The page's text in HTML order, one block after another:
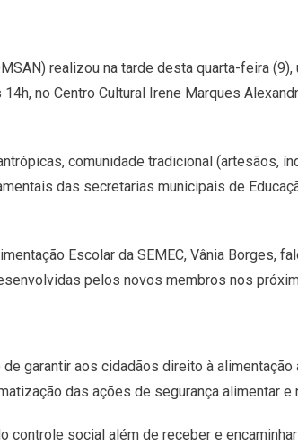
realizou na tarde desta quarta-feira
no Centro Cultural Irene Marques
comunidade tradicional (artesãos,
das secretarias municipais de
Escolar da SEMEC, Vânia Borges,
pelos novos membros nos
garantir aos cidadãos direito à
das ações de segurança alimentar e
controle social além de receber e